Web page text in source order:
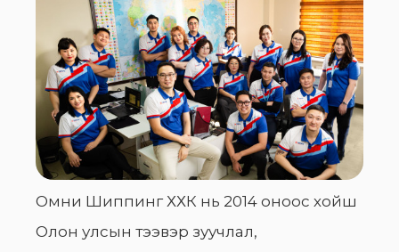
Омни Шиппинг ХХК нь 2014 оноос хойш
Олон улсын тээвэр зуучлал,